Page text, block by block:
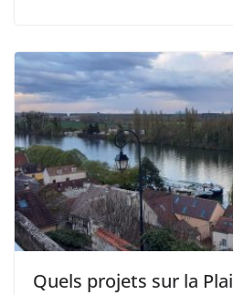
Quels projets sur la